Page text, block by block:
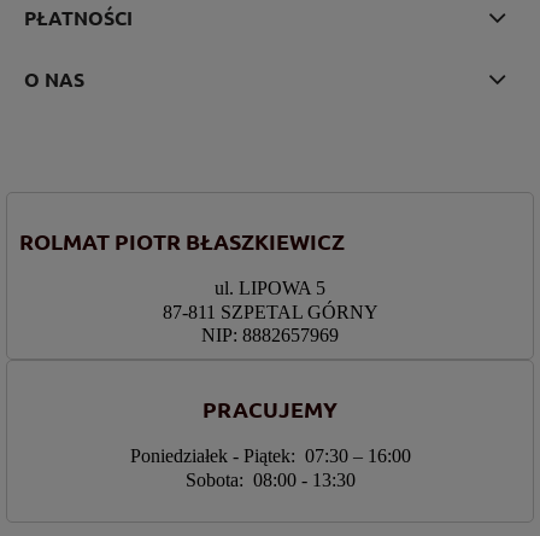
PŁATNOŚCI
O NAS
ROLMAT PIOTR BŁASZKIEWICZ
ul. LIPOWA 5
87-811 SZPETAL GÓRNY
NIP: 8882657969
PRACUJEMY
Poniedziałek - Piątek: 07:30 – 16:00
Sobota: 08:00 - 13:30